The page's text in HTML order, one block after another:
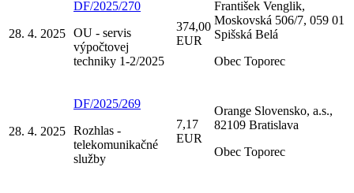
28. 4. 2025
DF/2025/270
OU - servis
výpočtovej
techniky 1-2/2025
374,00
EUR
František Venglik,
Moskovská 506/7, 059 01
Spišská Belá
Obec Toporec
28. 4. 2025
DF/2025/269
Rozhlas -
telekomunikačné
služby
7,17
EUR
Orange Slovensko, a.s.,
82109 Bratislava
Obec Toporec